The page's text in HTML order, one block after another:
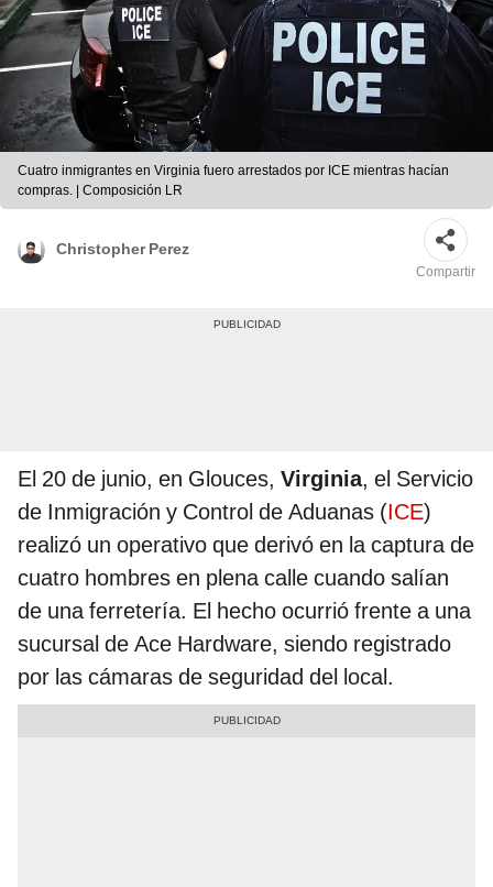
Cuatro inmigrantes en Virginia fuero arrestados por ICE mientras hacían
compras. | Composición LR
Christopher Perez
Compartir
El 20 de junio, en Glouces, Virginia, el Servicio
de Inmigración y Control de Aduanas (ICE)
realizó un operativo que derivó en la captura de
cuatro hombres en plena calle cuando salían
de una ferretería. El hecho ocurrió frente a una
sucursal de Ace Hardware, siendo registrado
por las cámaras de seguridad del local.